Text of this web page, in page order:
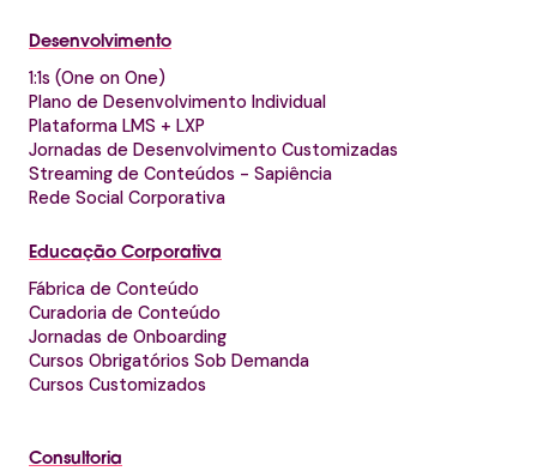
Desenvolvimento
1:1s (One on One)
Plano de Desenvolvimento Individual
Plataforma LMS + LXP
Jornadas de Desenvolvimento Customizadas
Streaming de Conteúdos - Sapiência
Rede Social Corporativa
Educação Corporativa
Fábrica de Conteúdo
Curadoria de Conteúdo
Jornadas de Onboarding
Cursos Obrigatórios Sob Demanda
Cursos Customizados
Consultoria